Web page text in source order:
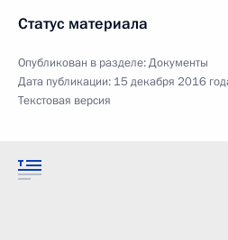
Статус материала
Опубликован в разделе:Документы
Дата публикации: 15 декабря 2016
Текстовая версия